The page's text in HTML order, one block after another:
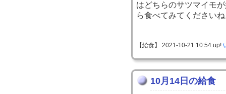
はどちらのサツマイモ
ら食べてみてください
【給食】 2021-10-21 10:54 up!
10月14日の給食